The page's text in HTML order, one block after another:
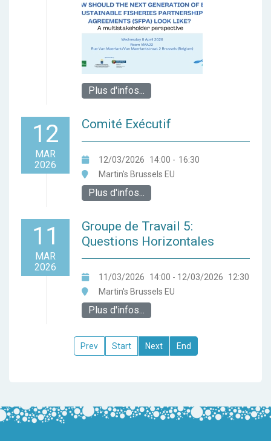
Plus d'infos...
12
MAR
2026
Comité Exécutif
12/03/2026 14:00 - 16:30
Martin's Brussels EU
Plus d'infos...
11
MAR
2026
Groupe de Travail 5:
Questions Horizontales
11/03/2026 14:00 - 12/03/2026
12:30
Martin's Brussels EU
Plus d'infos...